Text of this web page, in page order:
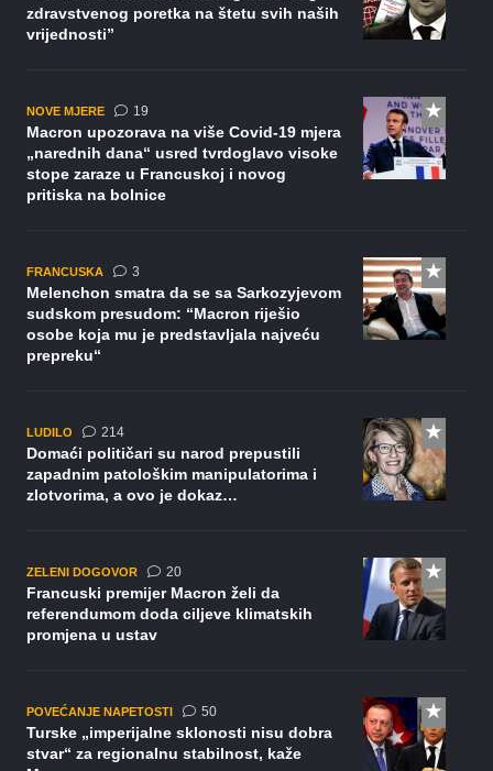
zdravstvenog poretka na štetu svih naših
vrijednosti”
NOVE MJERE 19komentara
Macron upozorava na više Covid-19 mjera
„narednih dana“ usred tvrdoglavo visoke
stope zaraze u Francuskoj i novog
pritiska na bolnice
FRANCUSKA 3komentara
Melenchon smatra da se sa Sarkozyjevom
sudskom presudom: “Macron riješio
osobe koja mu je predstavljala najveću
prepreku“
LUDILO 214komentara
Domaći političari su narod prepustili
zapadnim patološkim manipulatorima i
zlotvorima, a ovo je dokaz…
ZELENI DOGOVOR 20komentara
Francuski premijer Macron želi da
referendumom doda ciljeve klimatskih
promjena u ustav
POVEĆANJE NAPETOSTI 50komentara
Turske „imperijalne sklonosti nisu dobra
stvar“ za regionalnu stabilnost, kaže